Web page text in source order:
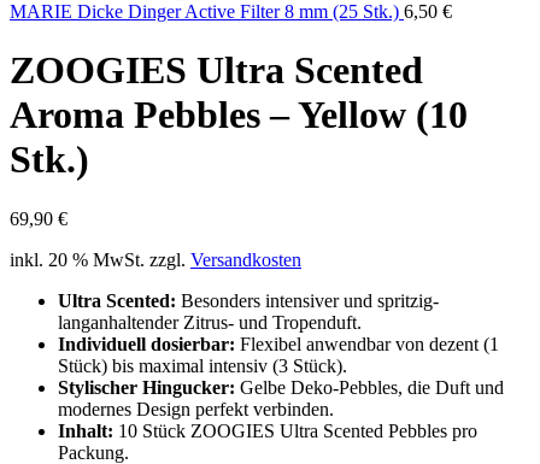
MARIE Dicke Dinger Active Filter 8 mm (25 Stk.) 6,50 €
ZOOGIES Ultra Scented
Aroma Pebbles – Yellow (10
Stk.)
69,90 €
inkl. 20 % MwSt. zzgl. Versandkosten
Ultra Scented: Besonders intensiver und spritzig-
langanhaltender Zitrus- und Tropenduft.
Individuell dosierbar: Flexibel anwendbar von dezent (1
Stück) bis maximal intensiv (3 Stück).
Stylischer Hingucker: Gelbe Deko-Pebbles, die Duft und
modernes Design perfekt verbinden.
Inhalt: 10 Stück ZOOGIES Ultra Scented Pebbles pro
Packung.